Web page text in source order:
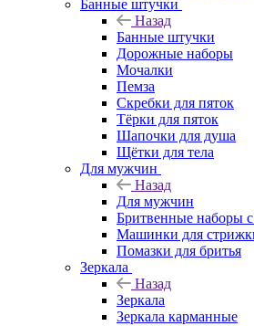
Банные штучки
Назад
Банные штучки
Дорожные наборы
Мочалки
Пемза
Скребки для пяток
Тёрки для пяток
Шапочки для душа
Щётки для тела
Для мужчин
Назад
Для мужчин
Бритвенные наборы
Машинки для
Помазки для бритья
Зеркала
Назад
Зеркала
Зеркала карманные